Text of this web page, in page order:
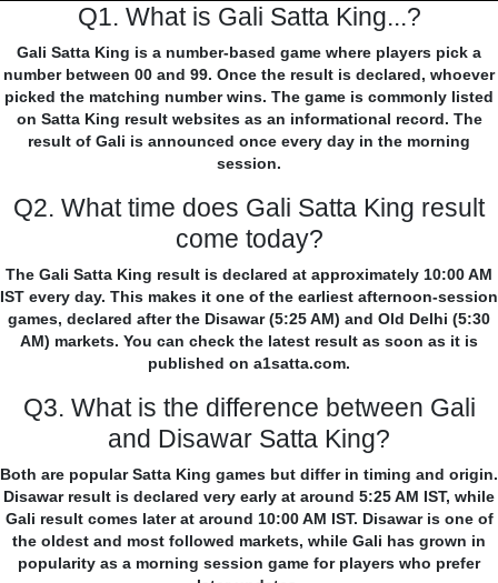
Q1. What is Gali Satta King...?
Gali Satta King is a number-based game where players pick a
number between 00 and 99. Once the result is declared, whoever
picked the matching number wins. The game is commonly listed
on Satta King result websites as an informational record. The
result of Gali is announced once every day in the morning
session.
Q2. What time does Gali Satta King result
come today?
The Gali Satta King result is declared at approximately 10:00 AM
IST every day. This makes it one of the earliest afternoon-session
games, declared after the Disawar (5:25 AM) and Old Delhi (5:30
AM) markets. You can check the latest result as soon as it is
published on a1satta.com.
Q3. What is the difference between Gali
and Disawar Satta King?
Both are popular Satta King games but differ in timing and origin.
Disawar result is declared very early at around 5:25 AM IST, while
Gali result comes later at around 10:00 AM IST. Disawar is one of
the oldest and most followed markets, while Gali has grown in
popularity as a morning session game for players who prefer